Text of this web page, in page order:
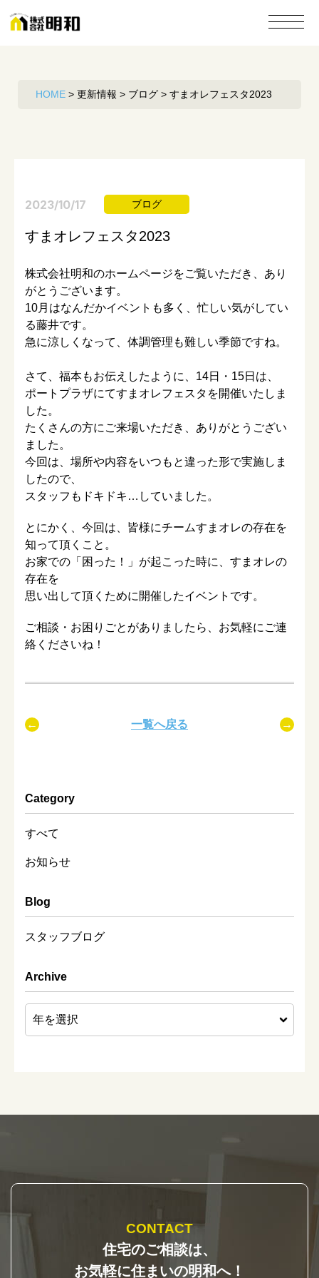
HOME > 更新情報 > ブログ > すまオレフェスタ2023
2023/10/17 ブログ
すまオレフェスタ2023
株式会社明和のホームページをご覧いただき、あり
がとうございます。
10月はなんだかイベントも多く、忙しい気がしてい
る藤井です。
急に涼しくなって、体調管理も難しい季節ですね。
さて、福本もお伝えしたように、14日・15日は、
ポートプラザにてすまオレフェスタを開催いたしま
した。
たくさんの方にご来場いただき、ありがとうござい
ました。
今回は、場所や内容をいつもと違った形で実施しま
したので、
スタッフもドキドキ…していました。
とにかく、今回は、皆様にチームすまオレの存在を
知って頂くこと。
お家での「困った！」が起こった時に、すまオレの
存在を
思い出して頂くために開催したイベントです。
ご相談・お困りごとがありましたら、お気軽にご連
絡くださいね！
一覧へ戻る
Category
すべて
お知らせ
Blog
スタッフブログ
Archive
CONTACT
住宅のご相談は、
お気軽に住まいの明和へ！